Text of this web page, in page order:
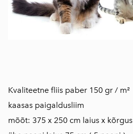
Kvaliteetne fliis paber 150 gr / m²
kaasas paigaldusliim
mõõt: 375 x 250 cm laius x kõrgus